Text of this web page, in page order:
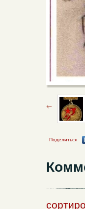
Поделиться